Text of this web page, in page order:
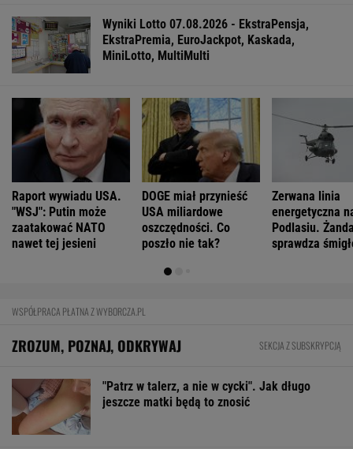
Wyniki Lotto 07.08.2026 - EkstraPensja,
EkstraPremia, EuroJackpot, Kaskada,
MiniLotto, MultiMulti
Raport wywiadu USA.
"WSJ": Putin może
zaatakować NATO
nawet tej jesieni
DOGE miał przynieść
USA miliardowe
oszczędności. Co
poszło nie tak?
Zerwana linia
energetyczna
Podlasiu.
sprawdza
WSPÓŁPRACA PŁATNA Z WYBORCZA.PL
ZROZUM, POZNAJ, ODKRYWAJ SEKCJA Z SUBSKRYPCJĄ
"Patrz w talerz, a nie w cycki". Jak długo
jeszcze matki będą to znosić